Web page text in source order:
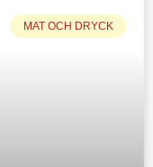
MAT OCH DRYCK